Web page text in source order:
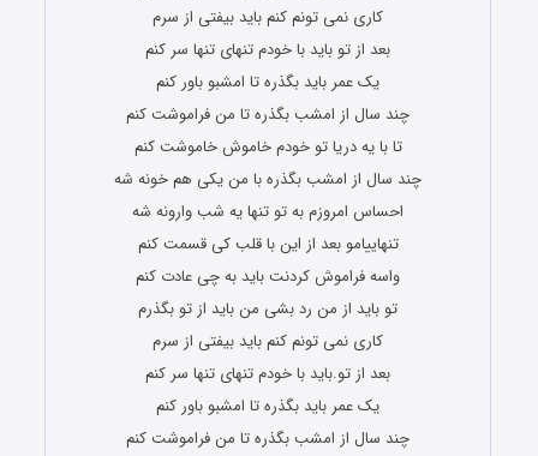
کاری نمی تونم کنم باید بیفتی از سرم
بعد از تو باید با خودم تنهای تنها سر کنم
یک عمر باید بگذره تا امشبو باور کنم
چند سال از امشب بگذره تا من فراموشت کنم
تا با یه دریا تو خودم خاموش خاموشت کنم
چند سال از امشب بگذره با من یکی هم خونه شه
احساس امروزم به تو تنها یه شب وارونه شه
تنهاییامو بعد از این با قلب کی قسمت کنم
واسه فراموش کردنت باید به چی عادت کنم
تو باید از من رد بشی من باید از تو بگذرم
کاری نمی تونم کنم باید بیفتی از سرم
بعد از تو.باید با خودم تنهای تنها سر کنم
یک عمر باید بگذره تا امشبو باور کنم
چند سال از امشب بگذره تا من فراموشت کنم